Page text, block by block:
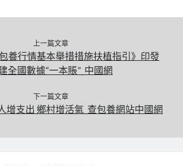
上一篇文章
養行情基本舉措措施扶植指引》印發
全國數據“一本賬”_中國網
下一篇文章
增支出 鄉村增活氣_查包養網站中國網